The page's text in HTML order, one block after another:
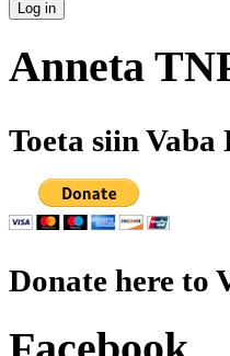
Log in
Anneta
Toeta siin Vaba
Donate here to